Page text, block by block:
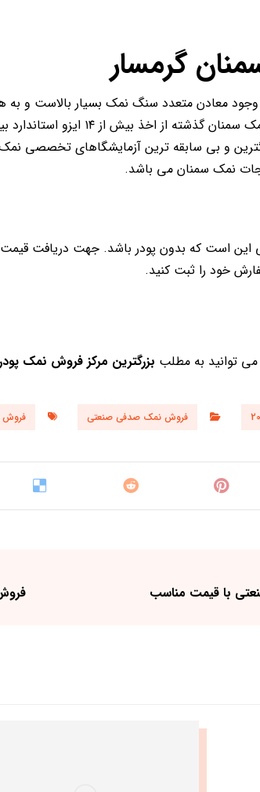
گرمسار
معادن متعدد سنگ نمک بسیار بالاست و به
و بی سابقه ترین آزمایشگاهای تخصصی
نمک سمنان می باشد.
است که بدون پودر باشد. جهت دریافت قیمت
خود را ثبت کنید.
توانید به مطلب بزرگترین مرکز فروش نمک
فروش نمک صدفی صنعتی
با قیمت مناسب